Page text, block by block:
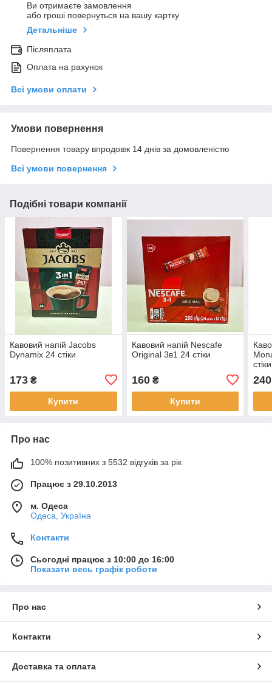
Ви отримаєте замовлення
або гроші повернуться на вашу картку
Детальніше
Післяплата
Оплата на рахунок
Всі умови оплати
Умови повернення
Повернення товару впродовж 14 днів за домовленістю
Всі умови повернення
Подібні товари компанії
Кавовий напій Jacobs
Dynamix 24 стіки
173 ₴
Купити
Кавовий напій Nescafe
Original 3в1 24 стіки
160₴
Купити
стіки
240
Про нас
100% позитивних з 5532 відгуків за рік
Працює з 29.10.2013
м. Одеса
Одеса, Україна
Контакти
Сьогодні працює з 10:00 до 16:00
Показати весь графік роботи
Про нас
Контакти
Доставка та оплата